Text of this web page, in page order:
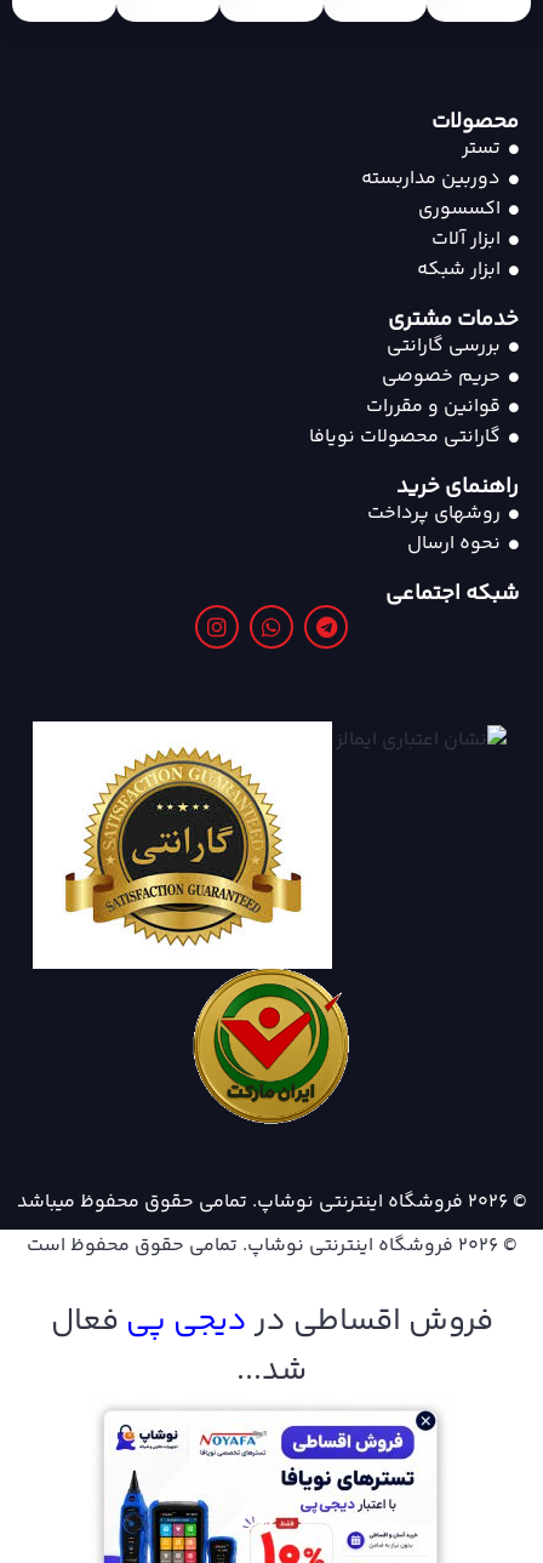
محصولات
تستر
دوربین مداربسته
اکسسوری
ابزار آلات
ابزار شبکه
خدمات مشتری
بررسی گارانتی
حریم خصوصی
قوانین و مقررات
گارانتی محصولات نویافا
راهنمای خرید
روشهای پرداخت
نحوه ارسال
شبکه اجتماعی
© 2026 فروشگاه اینترنتی نوشاپ. تمامی حقوق محفوظ میباشد
© 2026
فروشگاه اینترنتی نوشاپ. تمامی حقوق محفوظ است
فروش اقساطی دردیجی پی فعال
شد...